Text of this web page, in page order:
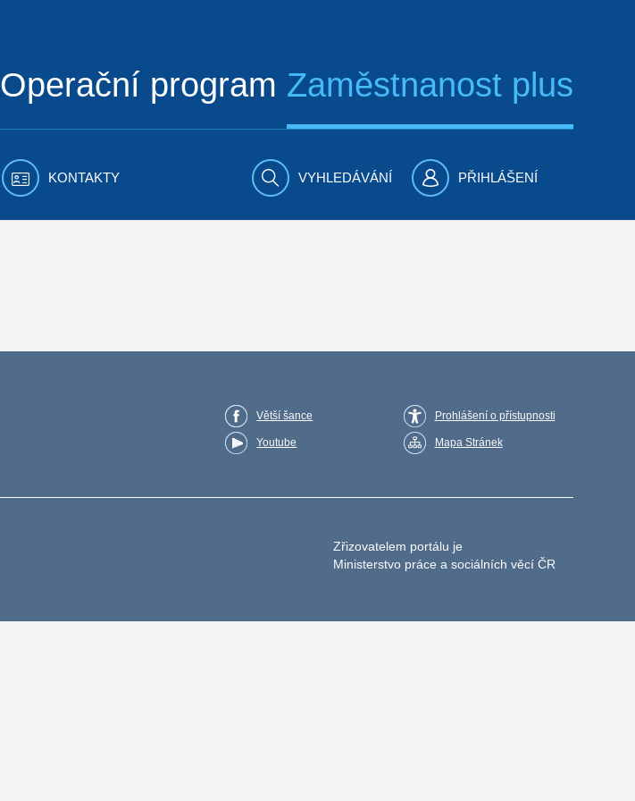
Operační program Zaměstnanost plus
KONTAKTY VYHLEDÁVÁNÍ PŘIHLÁŠENÍ
Větší šance
Youtube
Prohlášení o přístupnosti
Mapa Stránek
Zřizovatelem portálu je
Ministerstvo práce a sociálních věcí ČR